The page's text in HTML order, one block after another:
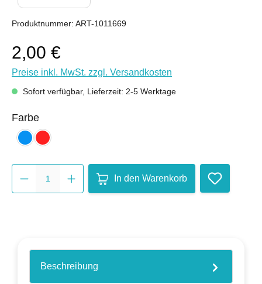
Produktnummer: ART-1011669
2,00 €
Preise inkl. MwSt. zzgl. Versandkosten
Sofort verfügbar, Lieferzeit: 2-5 Werktage
Farbeauswählen
blaurot
Produkt Anzahl: Gib den
In den Warenkorb
Beschreibung